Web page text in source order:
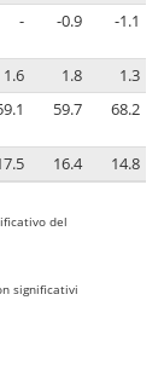
- -0.9 -1.1
1.6 1.8
1.3
59.7 68.2
16.4 14.8
del
significativi